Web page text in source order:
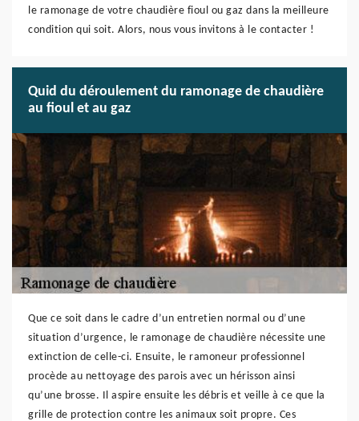
le ramonage de votre chaudière fioul ou gaz dans la meilleure
condition qui soit. Alors, nous vous invitons à le contacter !
Quid du déroulement du ramonage de chaudière
au fioul et au gaz
Que ce soit dans le cadre d’un entretien normal ou d’une
situation d’urgence, le ramonage de chaudière nécessite une
extinction de celle-ci. Ensuite, le ramoneur professionnel
procède au nettoyage des parois avec un hérisson ainsi
qu’une brosse. Il aspire ensuite les débris et veille à ce que la
grille de protection contre les animaux soit propre. Ces